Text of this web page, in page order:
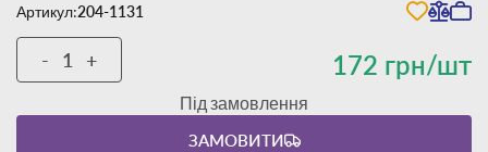
Артикул:204-1131
172 грн/шт
- +
Під замовлення
ЗАМОВИТИ